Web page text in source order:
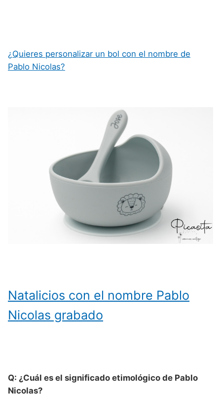
¿Quieres personalizar un bol con el nombre de
Pablo Nicolas?
Natalicios con el nombre Pablo
Nicolas grabado
Q: ¿Cuál es el significado etimológico de Pablo
Nicolas?